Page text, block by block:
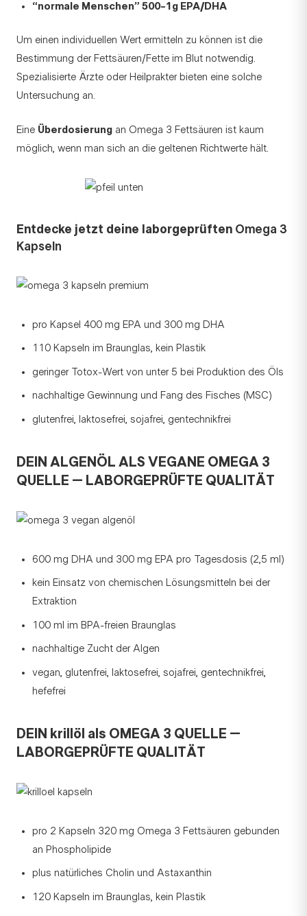
“normale Menschen” 500-1g EPA/DHA
Um einen individuellen Wert ermitteln zu können ist die
Bestimmung der Fettsäuren/Fette im Blut notwendig.
Spezialisierte Ärzte oder Heilprakter bieten eine solche
Untersuchung an.
Eine Überdosierung an Omega 3 Fettsäuren ist kaum
möglich, wenn man sich an die geltenen Richtwerte hält.
Entdecke jetzt deine laborgeprüften Omega 3
Kapseln
pro Kapsel 400 mg EPA und 300 mg DHA
110 Kapseln im Braunglas, kein Plastik
geringer Totox-Wert von unter 5 bei Produktion des Öls
nachhaltige Gewinnung und Fang des Fisches (MSC)
glutenfrei, laktosefrei, sojafrei, gentechnikfrei
DEIN ALGENÖL ALS VEGANE OMEGA 3
QUELLE – LABORGEPRÜFTE QUALITÄT
600 mg DHA und 300 mg EPA pro Tagesdosis (2,5 ml)
kein Einsatz von chemischen Lösungsmitteln bei der
Extraktion
100 ml im BPA-freien Braunglas
nachhaltige Zucht der Algen
vegan, glutenfrei, laktosefrei, sojafrei, gentechnikfrei,
hefefrei
DEIN krillöl als OMEGA 3 QUELLE –
LABORGEPRÜFTE QUALITÄT
pro 2 Kapseln 320 mg Omega 3 Fettsäuren gebunden
an Phospholipide
plus natürliches Cholin und Astaxanthin
120 Kapseln im Braunglas, kein Plastik